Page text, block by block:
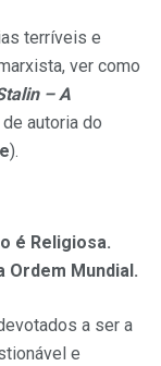
terríveis e
ver como
– A
de autoria do
).
é Religiosa.
Ordem Mundial.
a ser a
e